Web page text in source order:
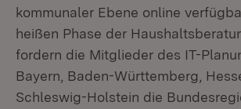
kommunaler Ebene online
heißen Phase der
fordern die Mitglieder des IT-
Bayern, Baden-Württemberg,
Schleswig-Holstein die